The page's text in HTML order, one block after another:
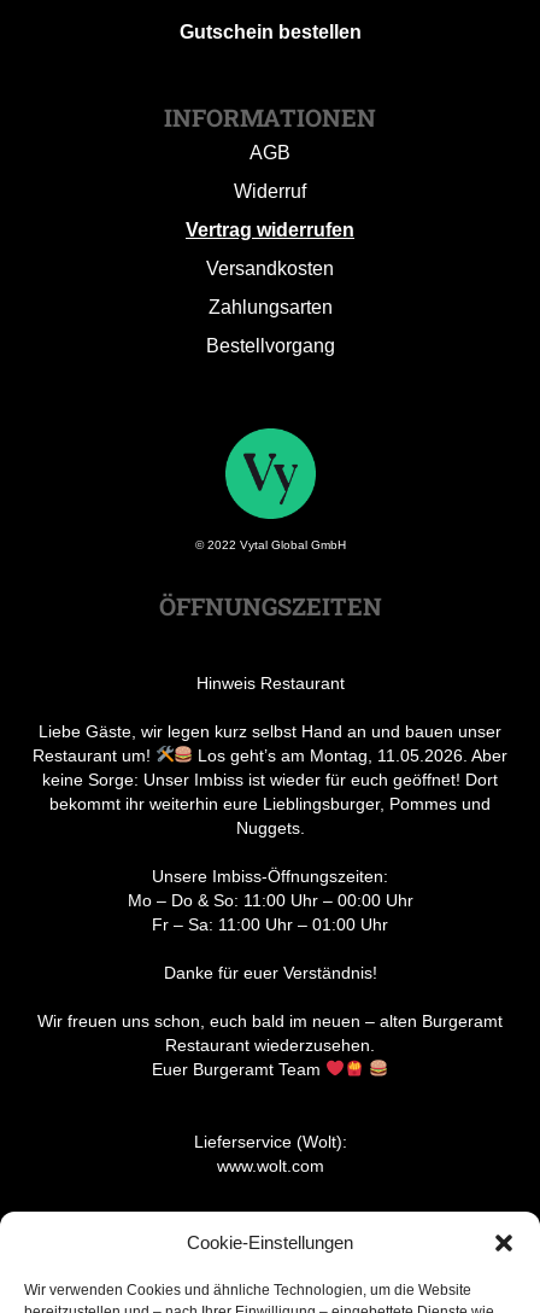
Cookie-Einstellungen
Wir verwenden Cookies und ähnliche Technologien, um die Website
Gutschein bestellen
INFORMATIONEN
AGB
Widerruf
Vertrag widerrufen
Versandkosten
Zahlungsarten
Bestellvorgang
© 2022 Vytal Global GmbH
ÖFFNUNGSZEITEN
Hinweis Restaurant
Liebe Gäste, wir legen kurz selbst Hand an und bauen unser
Restaurant um!
Los geht’s am Montag, 11.05.2026. Aber
keine Sorge: Unser Imbiss ist wieder für euch geöffnet! Dort
bekommt ihr weiterhin eure Lieblingsburger, Pommes und
Nuggets.
Unsere Imbiss-Öffnungszeiten:
Mo – Do & So: 11:00 Uhr – 00:00 Uhr
Fr – Sa: 11:00 Uhr – 01:00 Uhr
Danke für euer Verständnis!
Wir freuen uns schon, euch bald im neuen – alten Burgeramt
Restaurant wiederzusehen.
Euer Burgeramt Team
Lieferservice (Wolt):
www.wolt.com
Lieferservice (Lieferando):